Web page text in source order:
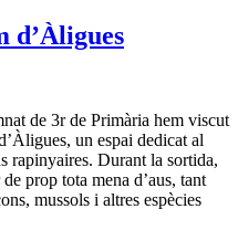
d’Àligues
de 3r de Primària hem viscut
un espai dedicat al
rapinyaires. Durant la sortida,
prop tota mena d’aus, tant
mussols i altres espècies